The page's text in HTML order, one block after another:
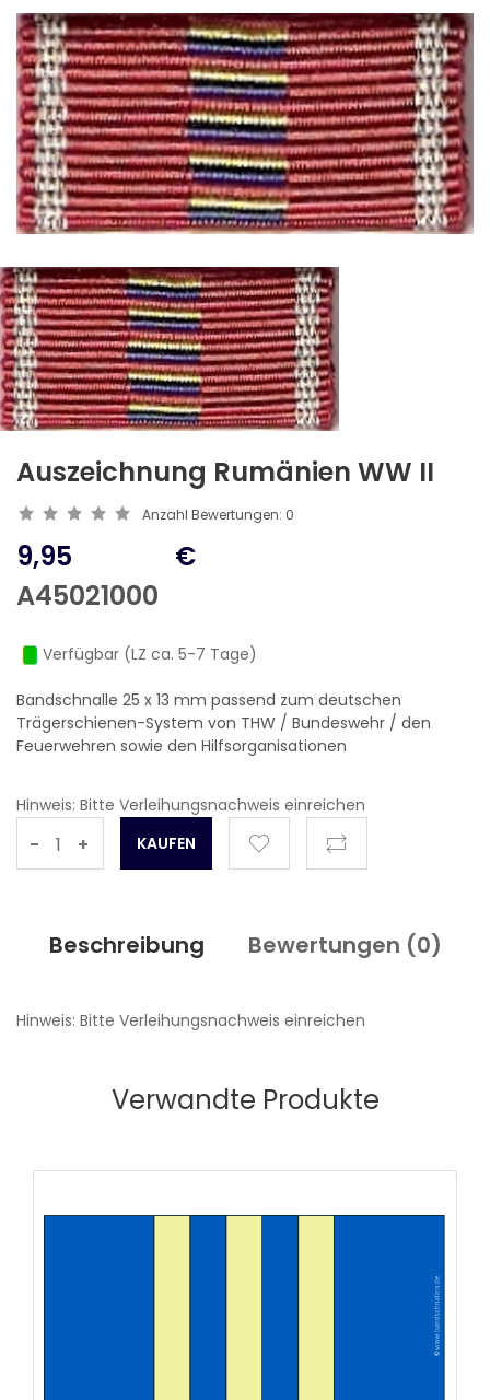
Auszeichnung Rumänien WW II
Anzahl Bewertungen: 0
9,95
A45021000
€
Verfügbar (LZ ca. 5-7 Tage)
Bandschnalle 25 x 13 mm passend zum deutschen
Trägerschienen-System von THW / Bundeswehr / den
Feuerwehren sowie den Hilfsorganisationen
Hinweis: Bitte Verleihungsnachweis einreichen
- +
Beschreibung Bewertungen (0)
Hinweis: Bitte Verleihungsnachweis einreichen
Verwandte Produkte